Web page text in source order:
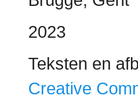
2023
Teksten en
Creative